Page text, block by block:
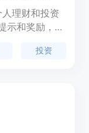
理财和投资
示和奖励，帮
投资